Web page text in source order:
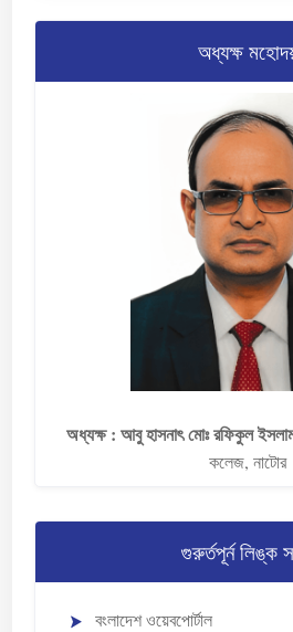
অধ্যক্ষ
অধ্যক্ষ : আবু হাসনাৎ মোঃ রফিকুল
কলেজ, নাটোর​
গুরুর্তপূর্ন লিঙ্ক
বংলাদেশ ওয়েবপোর্টাল